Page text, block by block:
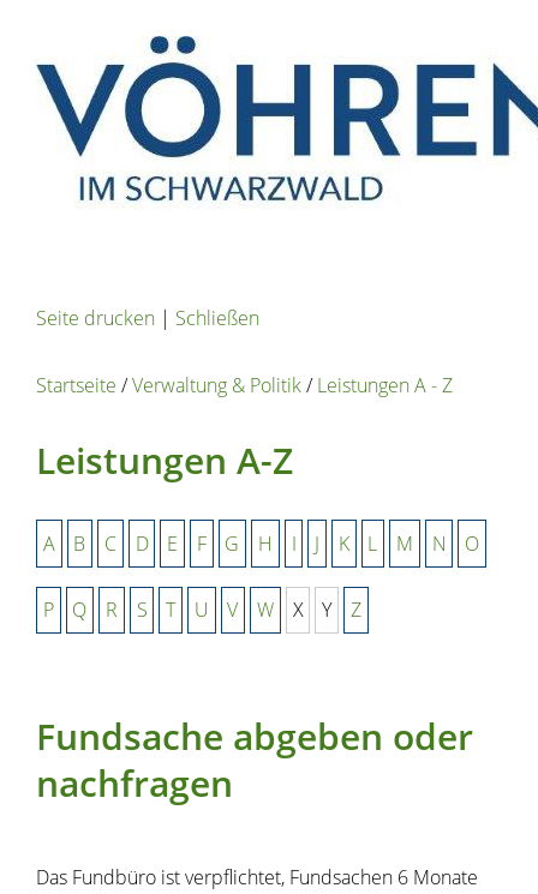
Seite drucken | Schließen
Startseite /Verwaltung & Politik/Leistungen A - Z
Leistungen A-Z
A B C D E F G H I J K L M N O
P Q R S T U V W X Y Z
Fundsache abgeben oder
nachfragen
Das Fundbüro ist verpflichtet, Fundsachen 6 Monate